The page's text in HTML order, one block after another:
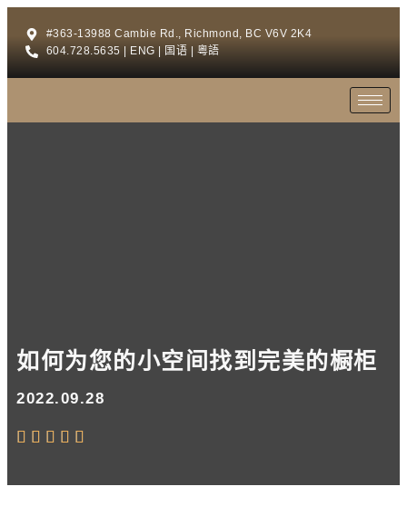
#363-13988 Cambie Rd., Richmond, BC V6V 2K4
604.728.5635 | ENG | 国语 | 粵語
如何为您的小空间找到完美的橱柜
2022.09.28
    